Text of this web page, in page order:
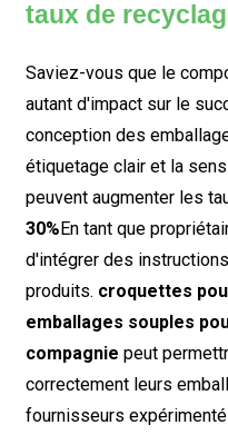
taux de
Saviez-vous que le
autant d'impact sur le
conception des
étiquetage clair et la
peuvent augmenter les
30%En tant que
d'intégrer des
produits. croquettes
emballages souples
compagnie peut
correctement leurs
fournisseurs